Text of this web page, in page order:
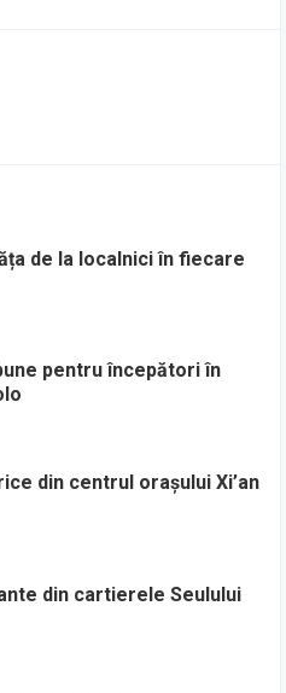
de la localnici în fiecare
pentru începători în
din centrul orașului Xi’an
din cartierele Seulului